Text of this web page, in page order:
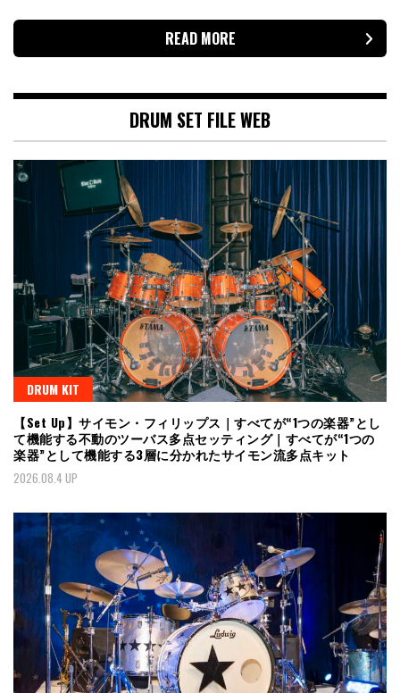
READ MORE
DRUM SET FILE WEB
DRUM KIT
【Set Up】サイモン・フィリップス｜すべてが“1つの楽器”とし
て機能する不動のツーバス多点セッティング｜すべてが“1つの
楽器”として機能する3層に分かれたサイモン流多点キット
2026.08.4 UP